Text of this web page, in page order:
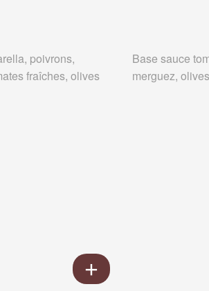
poivrons,
fraîches, olives
Base sauce
merguez, olives